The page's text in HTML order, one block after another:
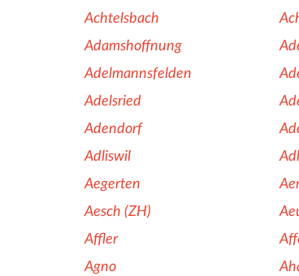
Achtelsbach
Adamshoffnung
Adelmannsfelden
Adelsried
Adendorf
Adliswil
Aegerten
Aesch (ZH)
Affler
Agno